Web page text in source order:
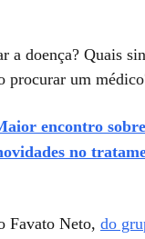
a doença? Quais
procurar um
encontro
no
Favato Neto, do